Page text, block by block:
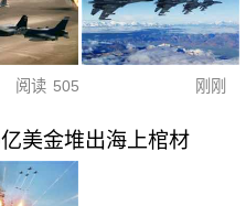
阅读 505 刚刚
美金堆出海上棺材